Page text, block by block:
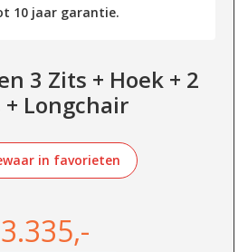
10 jaar garantie.
3 Zits + Hoek + 2
+ Longchair
in favorieten
3.335,-